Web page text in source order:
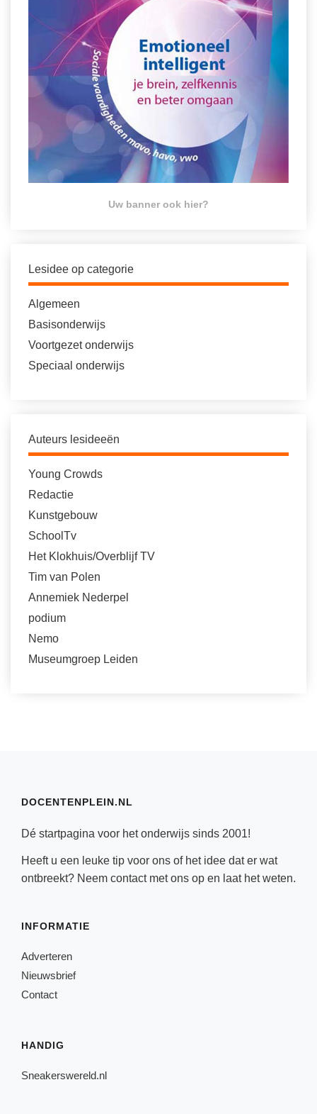
Uw banner ook hier?
Lesidee op categorie
Algemeen
Basisonderwijs
Voortgezet onderwijs
Speciaal onderwijs
Auteurs lesideeën
Young Crowds
Redactie
Kunstgebouw
SchoolTv
Het Klokhuis/Overblijf TV
Tim van Polen
Annemiek Nederpel
podium
Nemo
Museumgroep Leiden
DOCENTENPLEIN.NL
Dé startpagina voor het onderwijs sinds 2001!
Heeft u een leuke tip voor ons of het idee dat er wat
ontbreekt? Neem contactmet ons op en laat het weten.
INFORMATIE
Adverteren
Nieuwsbrief
Contact
HANDIG
Sneakerswereld.nl